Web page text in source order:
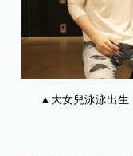
▲大女兒泳泳出生